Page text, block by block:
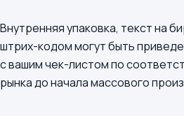
Внутренняя упаковка, текст на
штрих-кодом могут быть
с вашим чек-листом по
рынка до начала массового